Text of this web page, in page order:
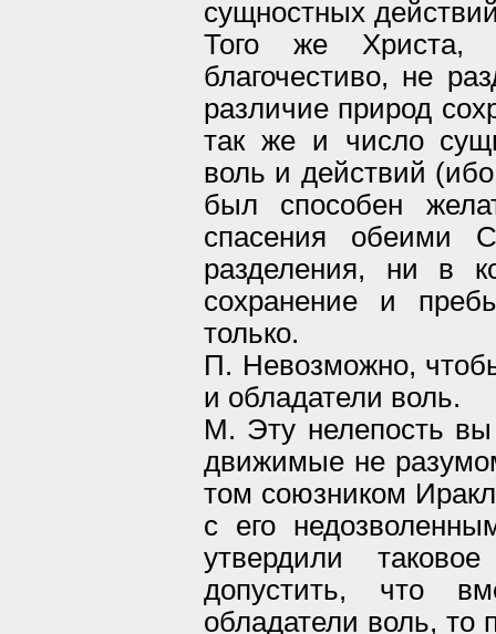
сущностных
Того же Христа,
благочестиво, не
различие природ
так же и число
воль и действий
был способен
спасения обеими
разделения, ни в
сохранение и
только.
П. Невозможно,
и обладатели воль.
М. Эту нелепость
движимые не
том союзником
с его
утвердили
допустить, что
обладатели воль, то